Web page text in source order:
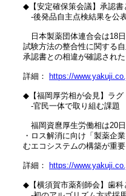
◆【安定確保策会議】承認書
‐後発品自主点検結果を公
日本製薬団体連合会は18日
試験方法の整合性に関する
承認書との相違が確認された
詳細： https://
◆【福岡厚労相が会見】ラグ
‐官民一体で取り組む課題
福岡資麿厚生労働相は20日
・ロス解消に向け「製薬企
むエコシステムの構築が重要
詳細： https://
◆【横須賀市薬剤師会】歯科